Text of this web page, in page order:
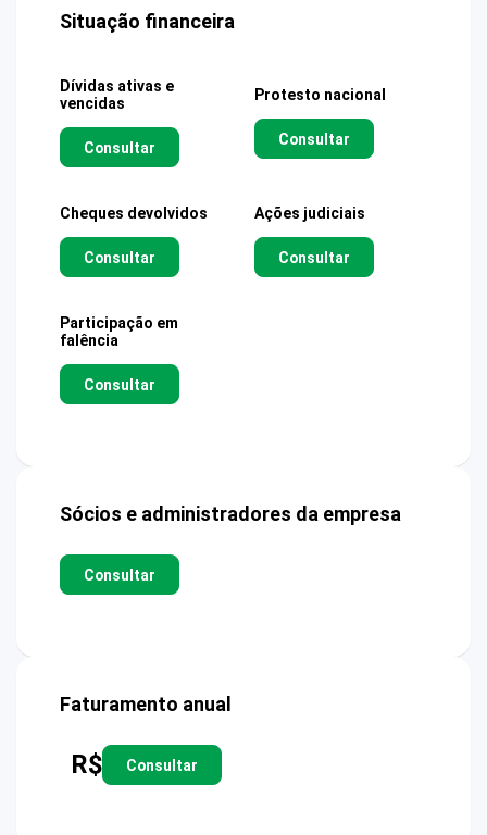
Situação financeira
Dívidas ativas e
vencidas
Consultar
Protesto nacional
Consultar
Cheques devolvidos
Consultar
Ações judiciais
Consultar
Participação em
falência
Consultar
Sócios e administradores da empresa
Consultar
Faturamento anual
R$ Consultar